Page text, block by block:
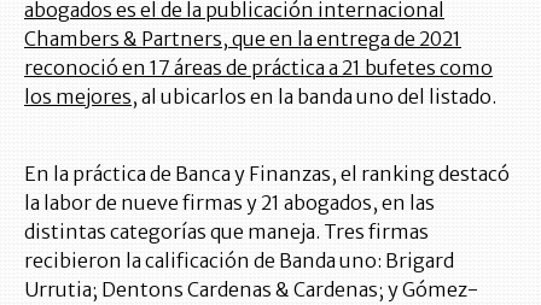
abogados es el de la publicación internacional
Chambers & Partners, que en la entrega de 2021
reconoció en 17 áreas de práctica a 21 bufetes como
los mejores, al ubicarlos en la banda uno del listado.
En la práctica de Banca y Finanzas, el ranking destacó
la labor de nueve firmas y 21 abogados, en las
distintas categorías que maneja. Tres firmas
recibieron la calificación de Banda uno: Brigard
Urrutia; Dentons Cardenas & Cardenas; y Gómez-